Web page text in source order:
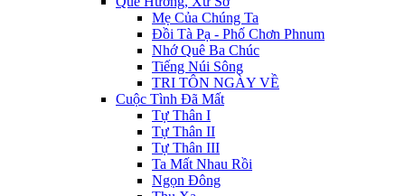
Mẹ Của Chúng Ta
Đồi Tà Pạ - Phố Chơn Phnum
Nhớ Quê Ba Chúc
Tiếng Núi Sông
TRI TÔN NGÀY VỀ
Cuộc Tình Đã Mất
Tự Thân I
Tự Thân II
Tự Thân III
Ta Mất Nhau Rồi
Ngọn Đông